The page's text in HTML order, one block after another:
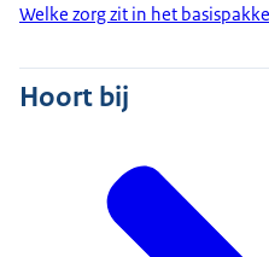
Welke zorg zit in het
Hoort bij